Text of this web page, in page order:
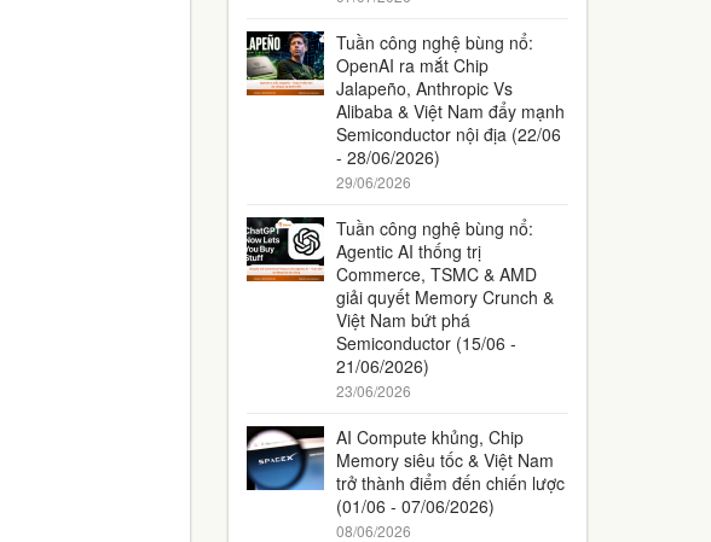
Tuần công nghệ bùng nổ:
OpenAI ra mắt Chip
Jalapeño, Anthropic Vs
Alibaba & Việt Nam đẩy mạnh
Semiconductor nội địa (22/06
- 28/06/2026)
29/06/2026
Tuần công nghệ bùng nổ:
Agentic AI thống trị
Commerce, TSMC & AMD
giải quyết Memory Crunch &
Việt Nam bứt phá
Semiconductor (15/06 -
21/06/2026)
23/06/2026
AI Compute khủng, Chip
Memory siêu tốc & Việt Nam
trở thành điểm đến chiến lược
(01/06 - 07/06/2026)
08/06/2026